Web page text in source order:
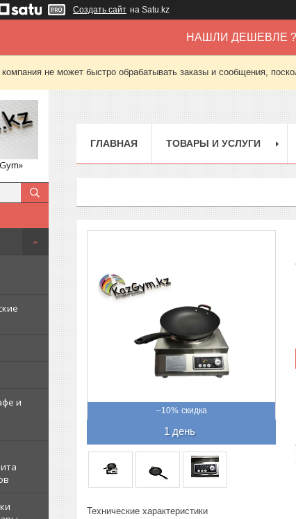
Создать сайт на Satu.kz
НАШЛИ ДЕШЕВЛЕ
не может быстро обрабатывать заказы и сообщения,
и
ГЛАВНАЯ ТОВАРЫ И УСЛУГИ
–10%
1 день
Технические характеристики